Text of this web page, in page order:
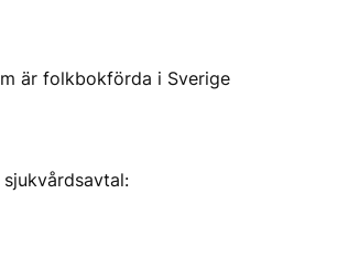
är folkbokförda i Sverige